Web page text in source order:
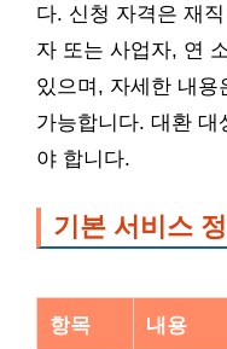
다. 신청 자격은 재
자 또는 사업자, 연
있으며, 자세한 내용
가능합니다. 대환 대
야 합니다.
기본 서비스
항목 내용